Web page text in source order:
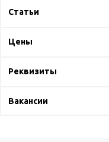
Статьи
Цены
Реквизиты
Вакансии